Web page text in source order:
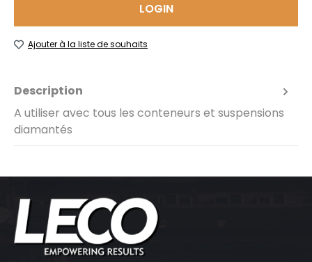
LOGIN
Ajouter à la liste de souhaits
Description
A utiliser avec tous les conteneurs et suspensions
diamantés